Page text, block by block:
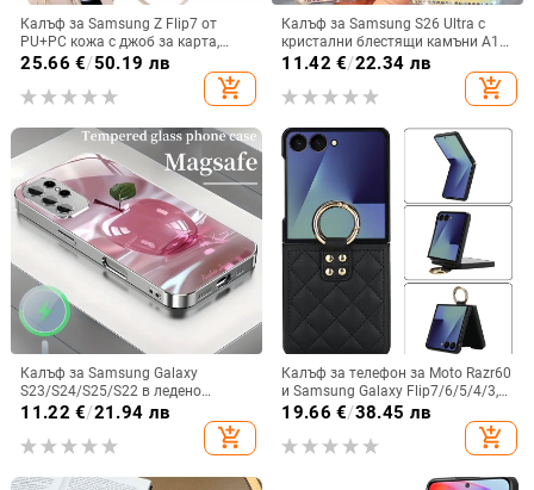
Калъф за Samsung Z Flip7 от
PU+PC кожа с джоб за карта,
пръстен за държане, еластичен
държач за карти и кръстосана
презрамка
25.66 €/50.19 лв
add_shopping_cart
Калъф за Samsung S26 Ultra с
кристални блестящи камъни A17,
A57IMD Aurora Bow и S24FE,
11.42 €/22.34 лв
add_shopping_cart
Калъф за Samsung Galaxy
S23/S24/S25/S22 в ледено
кристално розово със стъклена
повърхност и метално боядисано
покритие
11.22 €/21.94 лв
add_shopping_cart
Калъф за телефон за Moto Razr60
и Samsung Galaxy Flip7/6/5/4/3,
сгъваем с пръстен, защита от
изпускане, минималистичен PU
кожен калъф, ръчна изработка
19.66 €/38.45 лв
add_shopping_cart